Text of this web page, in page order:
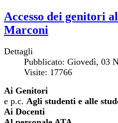
Accesso dei genitori
Marconi
Dettagli
Pubblicato: Giovedì, 03
Visite: 17766
Ai Genitori
e p.c. Agli studenti e alle
Ai Docenti